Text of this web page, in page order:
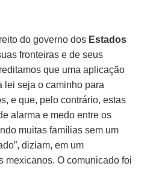
do governo dos Estados
fronteiras e de seus
que uma aplicação
lei seja o caminho para
e que, pelo contrário, estas
alarma e medo entre os
muitas famílias sem um
diziam, em um
mexicanos. O comunicado foi